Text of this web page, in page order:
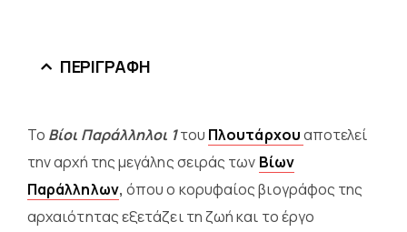
ΠΕΡΙΓΡΑΦΉ
Το Βίοι Παράλληλοι 1του Πλουτάρχουαποτελεί
την αρχή της μεγάλης σειράς των Βίων
Παράλληλων, όπου ο κορυφαίος βιογράφος της
αρχαιότητας εξετάζει τη ζωή και το έργο